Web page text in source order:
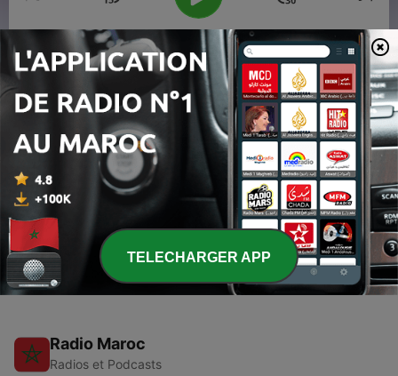
00:00
Épisodes
2 - پادکست ارز دیجیتال کره ای تایم استپ Time Stope
1 -
18 nov. 2020
Radio Maroc
Radios et Podcasts
TELECHARGER APP